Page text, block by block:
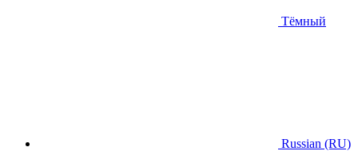
Тёмный
Russian (RU)